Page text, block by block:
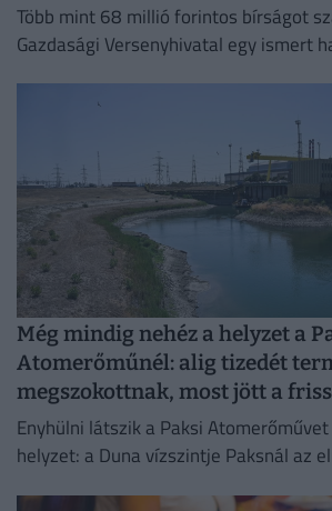
Több mint 68 millió forintos bírságot
Gazdasági Versenyhivatal egy ismert
Még mindig nehéz a helyzet a
Atomerőműnél: alig tizedét
megszokottnak, most jött a
Enyhülni látszik a Paksi
helyzet: a Duna vízszintje Paksnál az